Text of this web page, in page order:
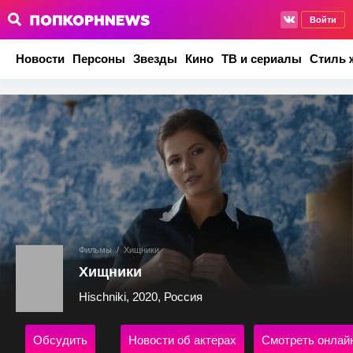
Войти
Новости Персоны Звезды Кино ТВ и сериалы Стиль
Фильмы / Хищники
Хищники
Hischniki, 2020, Россия
Обсудить Новости об актерах Смотреть